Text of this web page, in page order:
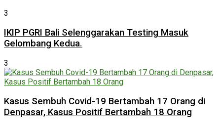
3
IKIP PGRI Bali Selenggarakan Testing Masuk
Gelombang Kedua.
3
Kasus Sembuh Covid-19 Bertambah 17 Orang di
Denpasar, Kasus Positif Bertambah 18 Orang